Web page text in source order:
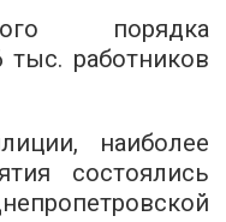
порядка
тыс. работников
наиболее
состоялись